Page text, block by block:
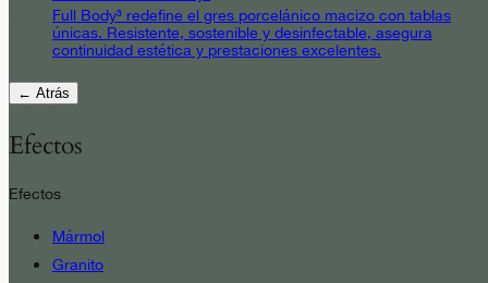
Full Body³ redefine el gres porcelánico macizo con tablas
únicas. Resistente, sostenible y desinfectable, asegura
continuidad estética y prestaciones excelentes.
← Atrás
Efectos
Efectos
Mármol
Granito